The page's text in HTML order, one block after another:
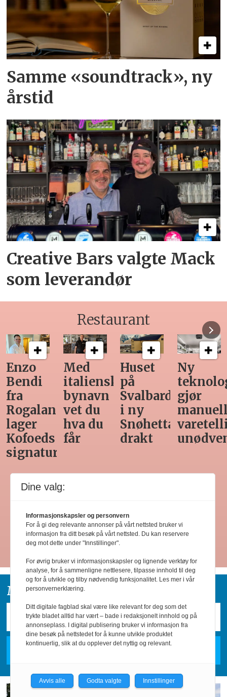
Samme «soundtrack», ny
årstid
Creative Bars valgte Mack
som leverandør
Restaurant
Enzo
Bendi
fra
Rogaland
lager
Kofoeds
signaturrett
Med
italiensk
bynavn
vet du
hva du
får
Huset
på
Svalbard
i ny
Snøhetta-
drakt
Ny
gjør
Les flere
Motta horecanyheter på e-post:
Dine valg:
Informasjonskapsler og personvern
For å gi deg relevante annonser på vårt nettsted bruker vi
informasjon fra ditt besøk på vårt nettsted. Du kan reservere
deg mot dette under "Innstillinger".
For øvrig bruker vi informasjonskapsler og lignende verktøy for
analyse, for å sammenligne nettlesere, tilpasse innhold til deg
og for å utvikle og tilby nødvendig funksjonalitet. Les mer i vår
personvernerklæring.
Ditt digitale fagblad skal være like relevant for deg som det
trykte bladet alltid har vært – bade i redaksjonelt innhold og på
annonseplass. I digital publisering bruker vi informasjon fra
dine besøk på nettstedet for å kunne utvikle produktet
kontinuerlig, slik at du opplever det nyttig og relevant.
Avvis alle Godta valgte Innstillinger